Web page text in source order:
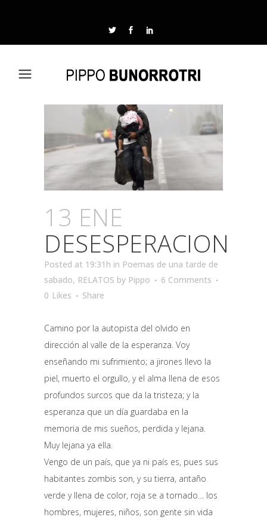
13 ENE
DESESPERACION
Posted at 19:31h in Poemas de una tarde de
sabado, RELATOS by Pippo
6 Comments
0 Likes Share
Camino por la autopista del olvido en
dirección al valle de la esperanza. Voy
enseñando mi sufrimiento; a jirones llevo la
piel, muerto el orgullo, y el alma llena de esos
profundos surcos que da la tristeza; y la
esperanza que un día guardaba en la
memoria de mis sueños, perdida y lejana.
Muy lejana ya ella.
Vengo de un país, que ya ni país es, pues sus
habitantes zombis son, y su tierra, antaño
verde y llena de color, roja se a tornado… los
hombres, mujeres, niños, son gente sin vida